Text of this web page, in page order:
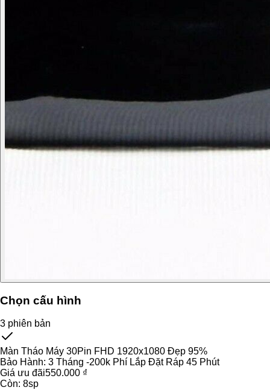
Chọn cấu hình
3 phiên bản
Màn Tháo Máy 30Pin FHD 1920x1080 Đẹp 95%
Bảo Hành: 3 Tháng -200k Phí Lắp Đặt Ráp 45 Phút
Giá ưu đãi550.000 ₫
Còn: 8sp